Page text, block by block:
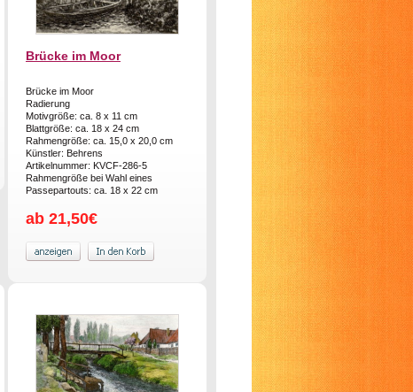
Brücke im Moor
Brücke im Moor
Radierung
Motivgröße: ca. 8 x 11 cm
Blattgröße: ca. 18 x 24 cm
Rahmengröße: ca. 15,0 x 20,0 cm
Künstler: Behrens
Artikelnummer: KVCF-286-5
Rahmengröße bei Wahl eines
Passepartouts: ca. 18 x 22 cm
ab 21,50€